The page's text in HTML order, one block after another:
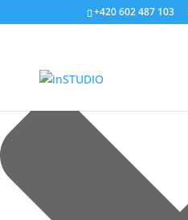
Spravovat Souhlas s cookies
+420 602 487 103